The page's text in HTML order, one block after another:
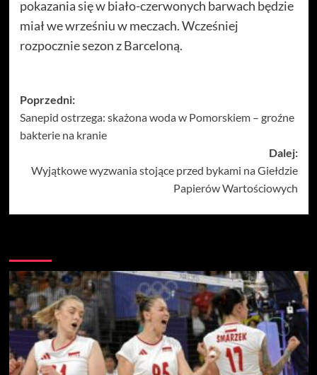
pokazania się w biało-czerwonych barwach będzie
miał we wrześniu w meczach. Wcześniej
rozpocznie sezon z Barceloną.
Zobacz
wpisy
Poprzedni:
Sanepid ostrzega: skażona woda w Pomorskiem – groźne
bakterie na kranie
Dalej:
Wyjątkowe wyzwania stojące przed bykami na Giełdzie
Papierów Wartościowych